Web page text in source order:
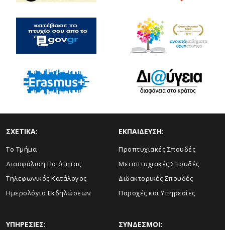
ΣΧΕΤΙΚΑ:
Το Τμήμα
Διασφάλιση Ποιότητας
Τηλεφωνικός Κατάλογος
Ημερολόγιο Εκδηλώσεων
ΕΚΠΑΙΔΕΥΣΗ:
Προπτυχιακές Σπουδές
Μεταπτυχιακές Σπουδές
Διδακτορικές Σπουδές
Παροχές και Υπηρεσίες
ΥΠΗΡΕΣΙΕΣ: ΣΥΝΔΕΣΜΟΙ: